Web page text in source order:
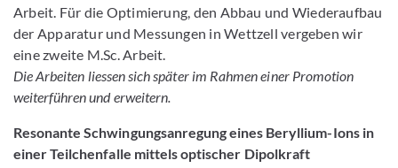
Arbeit. Für die Optimierung, den Abbau und Wiederaufbau
der Apparatur und Messungen in Wettzell vergeben wir
eine zweite M.Sc. Arbeit.
Die Arbeiten liessen sich später im Rahmen einer Promotion
weiterführen und erweitern.
Resonante Schwingungsanregung eines Beryllium-Ions in
einer Teilchenfalle mittels optischer Dipolkraft